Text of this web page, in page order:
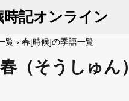
時記オンライン
覧 › 春[時候]の季語一覧
（そうしゅん